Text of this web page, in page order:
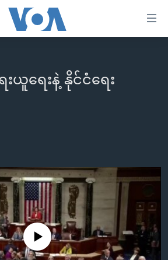
အလွန်
အလက်များ
ရေးနဲ့ နိုင်ငံရေး
source currently available